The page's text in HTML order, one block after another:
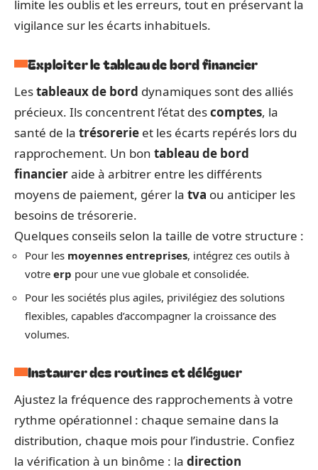
limite les oublis et les erreurs, tout en préservant la
vigilance sur les écarts inhabituels.
Exploiter le tableau de bord financier
Lestableaux de bord dynamiques sont des alliés
précieux. Ils concentrent l’état descomptes, la
santé de la trésorerie et les écarts repérés lors du
rapprochement. Un bon tableau de bord
financieraide à arbitrer entre les différents
moyens de paiement, gérer la tva ou anticiper les
besoins de trésorerie.
Quelques conseils selon la taille de votre structure :
Pour les moyennes entreprises, intégrez ces outils à
votre erp pour une vue globale et consolidée.
Pour les sociétés plus agiles, privilégiez des solutions
flexibles, capables d’accompagner la croissance des
volumes.
Instaurer des routines et déléguer
Ajustez la fréquence des rapprochements à votre
rythme opérationnel : chaque semaine dans la
distribution, chaque mois pour l’industrie. Confiez
la vérification à un binôme : la direction